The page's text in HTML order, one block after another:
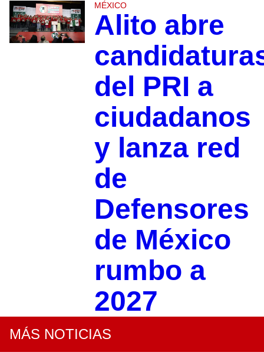
MÉXICO
Alito abre
del PRI a
ciudadanos
y lanza red
de
Defensores
de México
rumbo a
2027
MÁS NOTICIAS